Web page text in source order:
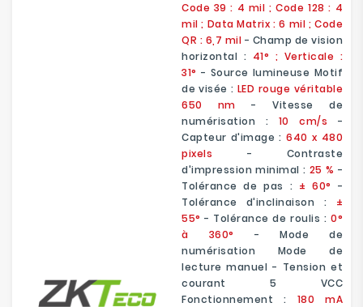
Code 39 : 4 mil ; Code 128 : 4
mil ; Data Matrix : 6 mil ; Code
QR : 6,7 mil - Champ de vision
horizontal : 41° ; Verticale :
31° - Source lumineuse Motif
de visée : LED rouge véritable
650 nm - Vitesse de
numérisation : 10 cm/s -
Capteur d'image :640 x 480
pixels - Contraste
d'impression minimal : 25 % -
Tolérance de pas : ± 60° -
Tolérance d'inclinaison : ±
55° - Tolérance de roulis : 0°
à 360° - Mode de
numérisation Mode de
lecture manuel - Tension et
courant 5 VCC
Fonctionnement : 180 mA